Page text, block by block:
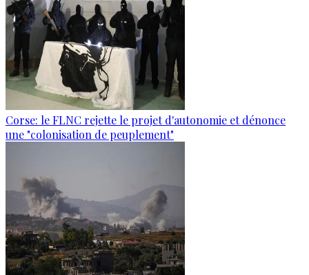
Corse: le FLNC rejette le projet d'autonomie et dénonce
une "colonisation de peuplement"